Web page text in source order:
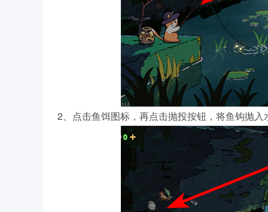
2、点击鱼饵图标，再点击抛投按钮，将鱼钩抛入